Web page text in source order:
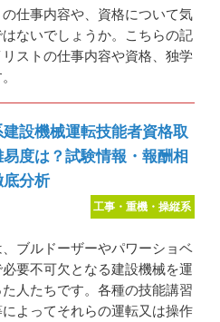
仕事内容や、資格について気
ないでしょうか。こちらの記
ストの仕事内容や資格、独学
設機械運転技能者資格取
度は？試験情報・報酬相
分析
工事・重機・操縦系
ブルドーザーやパワーショベ
要不可欠となる建設機械を運
人たちです。各種の技能講習
よってそれらの運転又は操作